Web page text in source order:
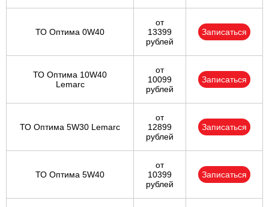
ТО Оптима 0W40
от
13399
рублей
Записаться
ТО Оптима 10W40
Lemarc
от
10099
рублей
Записаться
ТО Оптима 5W30 Lemarc
от
12899
рублей
Записаться
ТО Оптима 5W40
от
10399
рублей
Записаться